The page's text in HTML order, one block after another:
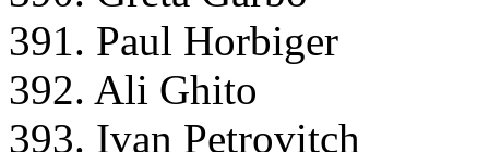
391. Paul Horbiger
392. Ali Ghito
393. Ivan Petrovitch